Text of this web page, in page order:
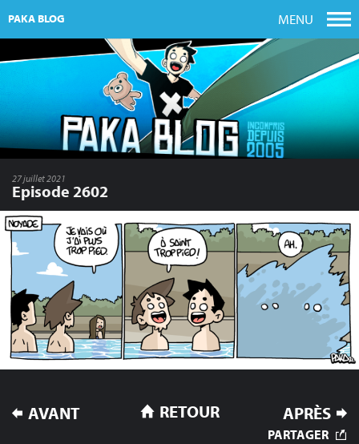
PAKA BLOG MENU
27 juillet 2021
Episode 2602
NAVIGATION
DE
AVANT APRÈS
RETOUR
PARTAGER